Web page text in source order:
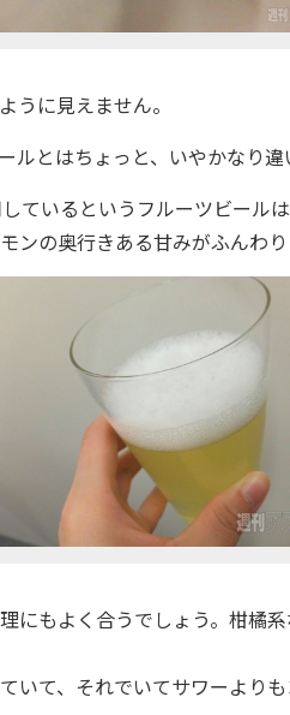
うに見えません。
とはちょっと、いやかなり違
ているというフルーツビール
の奥行きある甘みがふんわり
にもよく合うでしょう。柑橘
いて、それでいてサワーより